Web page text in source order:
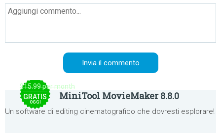
$15.99 per month
GRATIS
OGGI
MiniTool MovieMaker 8.8.0
Un software di editing cinematografico che dovresti esplorare!